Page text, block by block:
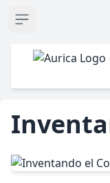
Open sidebar